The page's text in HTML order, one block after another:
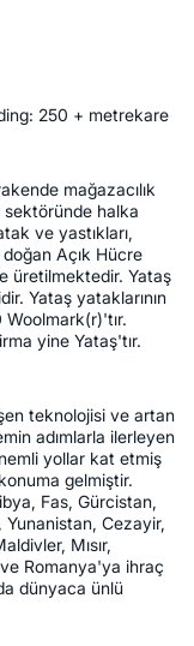
250 + metrekare
mağazacılık
sektöründe halka
ve yastıkları,
Açık Hücre
üretilmektedir. Yataş
Yataş yataklarının
Woolmark(r)'tır.
yine Yataş'tır.
teknolojisi ve artan
adımlarla ilerleyen
yollar kat etmiş
gelmiştir.
Fas, Gürcistan,
Cezayir,
Mısır,
Romanya'ya ihraç
dünyaca ünlü